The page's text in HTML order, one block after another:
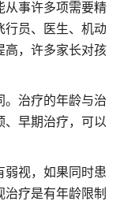
从事许多项需要精
行员、医生、机动
高，许多家长对孩
。治疗的年龄与治
、早期治疗，可以
弱视，如果同时患
疗是有年龄限制